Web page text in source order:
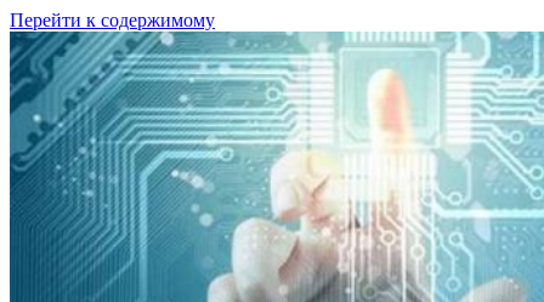
Перейти к содержимому